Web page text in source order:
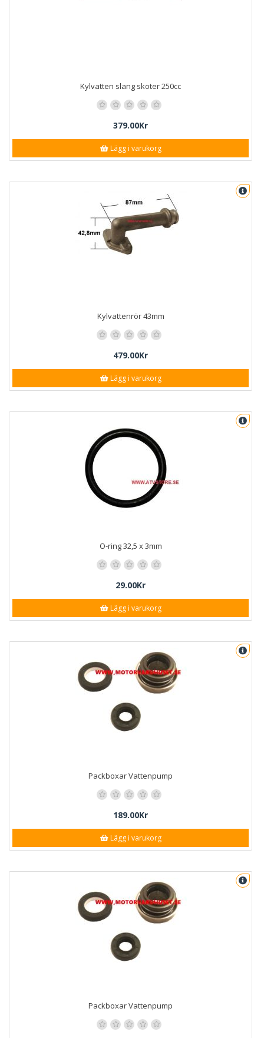
Kylvatten slang skoter 250cc
379.00Kr
Lägg i varukorg
Kylvattenrör 43mm
479.00Kr
Lägg i varukorg
O-ring 32,5 x 3mm
29.00Kr
Lägg i varukorg
Packboxar Vattenpump
189.00Kr
Lägg i varukorg
Packboxar Vattenpump